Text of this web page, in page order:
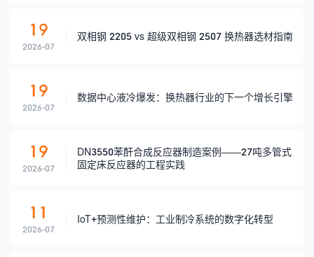
19
2026-07
双相钢 2205 vs 超级双相钢 2507 换热器选材指南
19
2026-07
数据中心液冷爆发：换热器行业的下一个增长引擎
19
2026-07
DN3550苯酐合成反应器制造案例——27吨多管式
固定床反应器的工程实践
11
2026-07
IoT+预测性维护：工业制冷系统的数字化转型